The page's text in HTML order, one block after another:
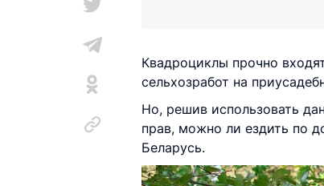
Квадроциклы прочно
сельхозработ на
Но, решив использовать
прав, можно ли ездить по
Беларусь.